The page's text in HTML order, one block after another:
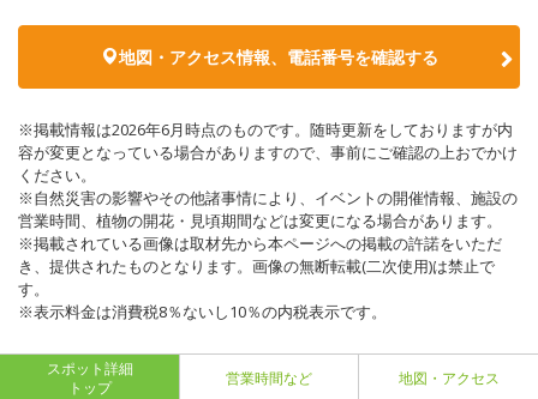
地図・アクセス情報、電話番号を確認する
※掲載情報は2026年6月時点のものです。随時更新をしておりますが内
容が変更となっている場合がありますので、事前にご確認の上おでかけ
ください。
※自然災害の影響やその他諸事情により、イベントの開催情報、施設の
営業時間、植物の開花・見頃期間などは変更になる場合があります。
※掲載されている画像は取材先から本ページへの掲載の許諾をいただ
き、提供されたものとなります。画像の無断転載(二次使用)は禁止で
す。
※表示料金は消費税8％ないし10％の内税表示です。
スポット詳細
トップ
営業時間など 地図・アクセス